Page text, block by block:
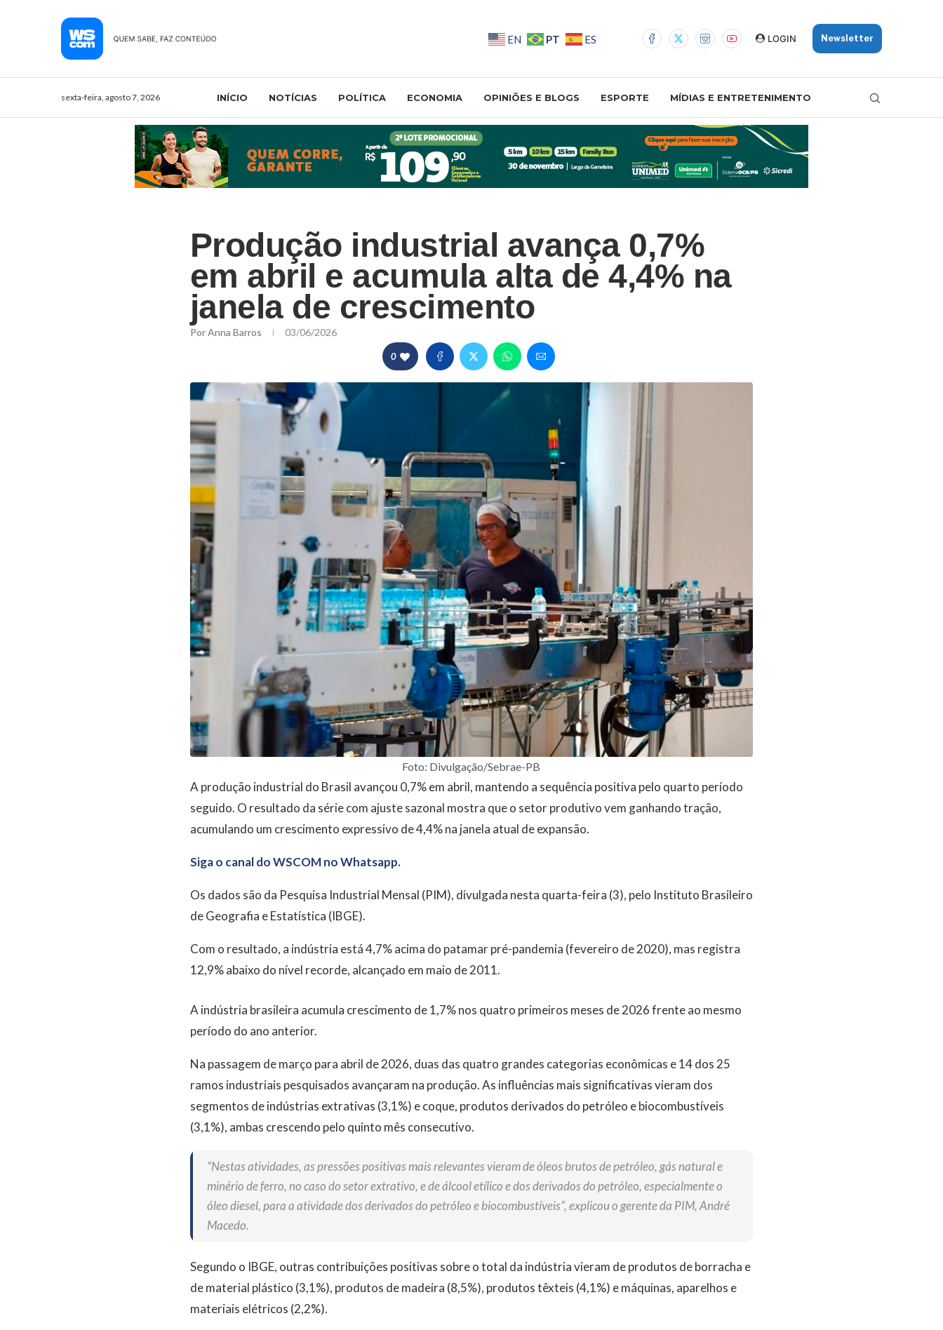
EN PT ES LOGIN Newsletter
sexta-feira, agosto 7, 2026 INÍCIO NOTÍCIAS POLÍTICA ECONOMIA OPINIÕES E BLOGS ESPORTE MÍDIAS E ENTRETENIMENTO
Produção industrial avança 0,7%
em abril e acumula alta de 4,4% na
janela de crescimento
PorAnna Barros 03/06/2026
0
Foto: Divulgação/Sebrae-PB
A produção industrial do Brasil avançou 0,7% em abril, mantendo a sequência positiva pelo quarto período
seguido. O resultado da série com ajuste sazonal mostra que o setor produtivo vem ganhando tração,
acumulando um crescimento expressivo de 4,4% na janela atual de expansão.
Siga o canal do WSCOM no Whatsapp.
Os dados são da Pesquisa Industrial Mensal (PIM), divulgada nesta quarta-feira (3), pelo Instituto Brasileiro
de Geografia e Estatística (IBGE).
Com o resultado, a indústria está 4,7% acima do patamar pré-pandemia (fevereiro de 2020), mas registra
12,9% abaixo do nível recorde, alcançado em maio de 2011.
A indústria brasileira acumula crescimento de 1,7% nos quatro primeiros meses de 2026 frente ao mesmo
período do ano anterior.
Na passagem de março para abril de 2026, duas das quatro grandes categorias econômicas e 14 dos 25
ramos industriais pesquisados avançaram na produção. As influências mais significativas vieram dos
segmentos de indústrias extrativas (3,1%) e coque, produtos derivados do petróleo e biocombustíveis
(3,1%), ambas crescendo pelo quinto mês consecutivo.
“Nestas atividades, as pressões positivas mais relevantes vieram de óleos brutos de petróleo, gás natural e
minério de ferro, no caso do setor extrativo, e de álcool etílico e dos derivados do petróleo, especialmente o
óleo diesel, para a atividade dos derivados do petróleo e biocombustíveis”, explicou o gerente da PIM, André
Macedo.
Segundo o IBGE, outras contribuições positivas sobre o total da indústria vieram de produtos de borracha e
de material plástico (3,1%), produtos de madeira (8,5%), produtos têxteis (4,1%) e máquinas, aparelhos e
materiais elétricos (2,2%).